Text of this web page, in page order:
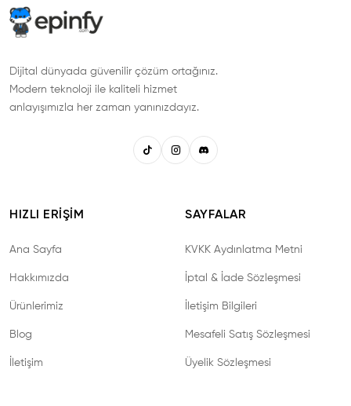
Dijital dünyada güvenilir çözüm ortağınız.
Modern teknoloji ile kaliteli hizmet
anlayışımızla her zaman yanınızdayız.
HIZLI ERIŞIM
Ana Sayfa
Hakkımızda
Ürünlerimiz
Blog
İletişim
SAYFALAR
KVKK Aydınlatma Metni
İptal & İade Sözleşmesi
İletişim Bilgileri
Mesafeli Satış Sözleşmesi
Üyelik Sözleşmesi